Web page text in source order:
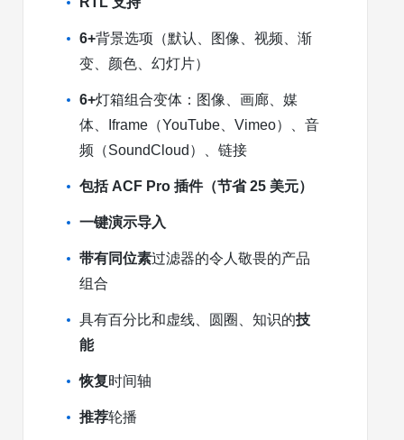
6+背景选项（默认、图像、视频、渐
变、颜色、幻灯片）
6+灯箱组合变体：图像、画廊、媒
体、Iframe（YouTube、Vimeo）、音
频（SoundCloud）、链接
包括 ACF Pro 插件（节省 25 美元）
一键演示导入
带有同位素过滤器的令人敬畏的产品
组合
具有百分比和虚线、圆圈、知识的技
能
恢复时间轴
推荐轮播